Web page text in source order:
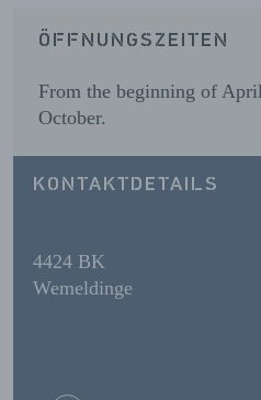
ÖFFNUNGSZEITEN
From the beginning of
October.
KONTAKTDETAILS
4424 BK
Wemeldinge